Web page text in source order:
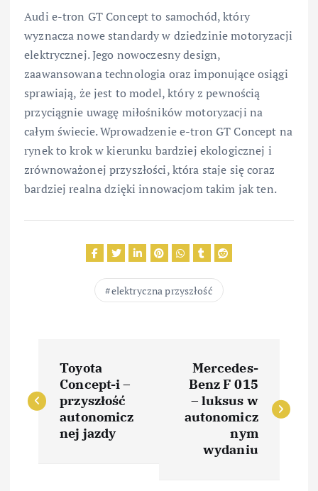
Audi e-tron GT Concept to samochód, który
wyznacza nowe standardy w dziedzinie motoryzacji
elektrycznej. Jego nowoczesny design,
zaawansowana technologia oraz imponujące osiągi
sprawiają, że jest to model, który z pewnością
przyciągnie uwagę miłośników motoryzacji na
całym świecie. Wprowadzenie e-tron GT Concept na
rynek to krok w kierunku bardziej ekologicznej i
zrównoważonej przyszłości, która staje się coraz
bardziej realna dzięki innowacjom takim jak ten.
elektryczna przyszłość
a
Toyota
Concept-i –
przyszłość
autonomicz
nej jazdy
Mercedes-
Benz F 015
– luksus w
autonomicz
nym
wydaniu